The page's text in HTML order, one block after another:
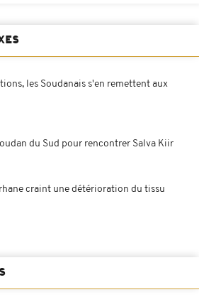
les Soudanais s'en remettent aux
du Sud pour rencontrer Salva Kiir
craint une détérioration du tissu